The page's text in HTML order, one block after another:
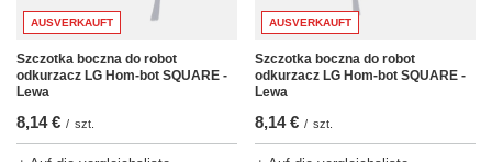
AUSVERKAUFT
Szczotka boczna do robot
odkurzacz LG Hom-bot SQUARE -
Lewa
8,14 € / szt.
AUSVERKAUFT
Szczotka boczna do robot
odkurzacz LG Hom-bot SQUARE -
Lewa
8,14 € / szt.